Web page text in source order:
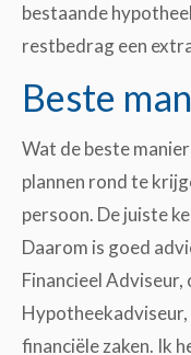
bestaande
restbedrag een
Beste
Wat de beste
plannen rond te
persoon. De juiste
Daarom is goed
Financieel Adviseur,
Hypotheekadviseur,
financiële zaken. Ik